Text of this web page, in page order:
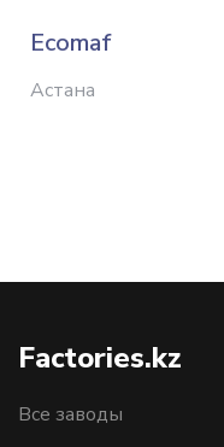
Ecomaf
Астана
Factories.kz
Все заводы